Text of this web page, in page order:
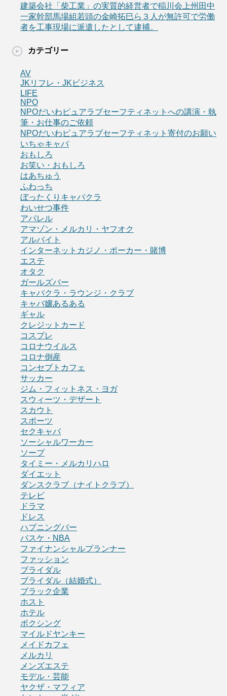
建築会社「柴工業」の実質的経営者で稲川会上州田中
一家幹部馬場組若頭の金崎拓巳ら３人が無許可で労働
者を工事現場に派遣したとして逮捕。
カテゴリー
AV
JKリフレ・JKビジネス
LIFE
NPO
NPOだいわピュアラブセーフティネットへの講演・執
筆・お仕事のご依頼
NPOだいわピュアラブセーフティネット寄付のお願い
いちゃキャバ
おもしろ
お笑い・おもしろ
はあちゅう
ふわっち
ぼったくりキャバクラ
わいせつ事件
アパレル
アマゾン・メルカリ・ヤフオク
アルバイト
インターネットカジノ・ポーカー・賭博
エステ
オタク
ガールズバー
キャバクラ・ラウンジ・クラブ
キャバ嬢あるある
ギャル
クレジットカード
コスプレ
コロナウイルス
コロナ倒産
コンセプトカフェ
サッカー
ジム・フィットネス・ヨガ
スウィーツ・デザート
スカウト
スポーツ
セクキャバ
ソーシャルワーカー
ソープ
タイミー・メルカリハロ
ダイエット
ダンスクラブ（ナイトクラブ）
テレビ
ドラマ
ドレス
ハプニングバー
バスケ・NBA
ファイナンシャルプランナー
ファッション
ブライダル
ブライダル（結婚式）
ブラック企業
ホスト
ホテル
ボクシング
マイルドヤンキー
メイドカフェ
メルカリ
メンズエステ
モデル・芸能
ヤクザ・マフィア